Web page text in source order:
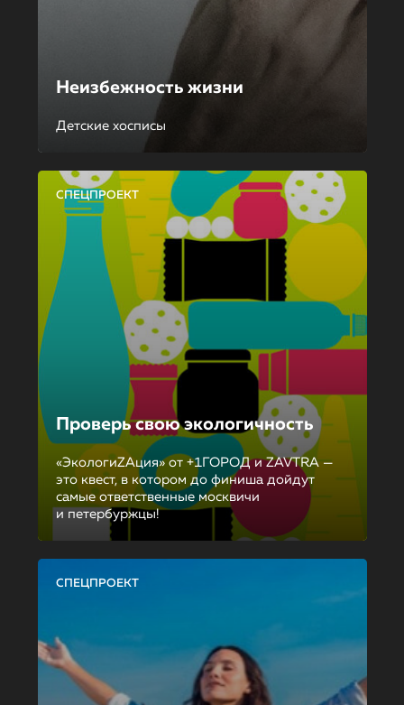
Неизбежность жизни
Детские хосписы
СПЕЦПРОЕКТ
Проверь свою экологичность
«ЭкологиZAция» от +1ГОРОД и ZAVTRA —
это квест, в котором до финиша дойдут
самые ответственные москвичи
и петербуржцы!
СПЕЦПРОЕКТ